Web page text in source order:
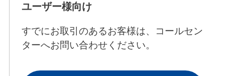
ユーザー様向け
すでにお取引のあるお客様は、コールセン
ターへお問い合わせください。